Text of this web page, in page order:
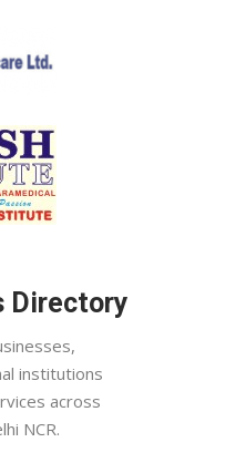
Directory
institutions
across
NCR.